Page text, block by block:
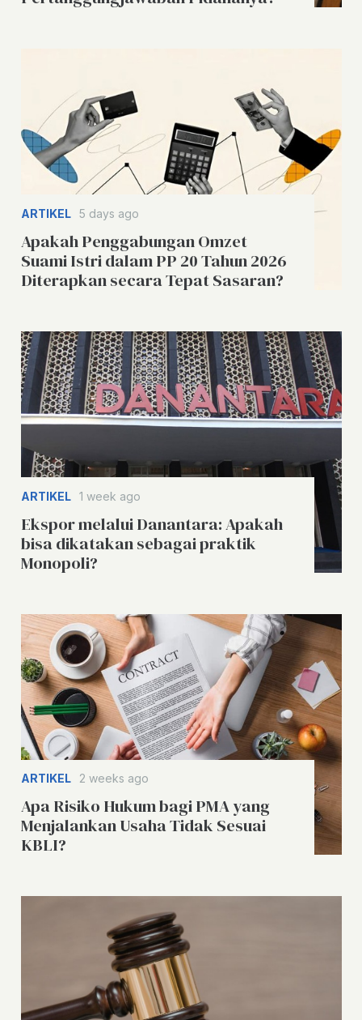
ARTIKEL 5 days ago
Apakah Penggabungan Omzet
Suami Istri dalam PP 20 Tahun 2026
Diterapkan secara Tepat Sasaran?
ARTIKEL 1 week ago
Ekspor melalui Danantara: Apakah
bisa dikatakan sebagai praktik
Monopoli?
ARTIKEL 2 weeks ago
Apa Risiko Hukum bagi PMA yang
Menjalankan Usaha Tidak Sesuai
KBLI?